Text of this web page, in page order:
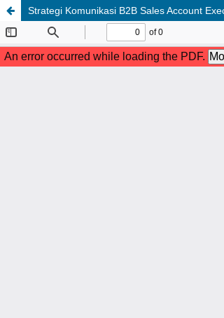
Strategi Komunikasi B2B Sales Account